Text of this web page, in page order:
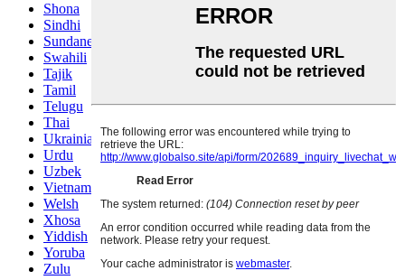
Shona
Sindhi
Sundanese
Swahili
Tajik
Tamil
Telugu
Thai
Ukrainian
Urdu
Uzbek
Vietnamese
Welsh
Xhosa
Yiddish
Yoruba
Zulu